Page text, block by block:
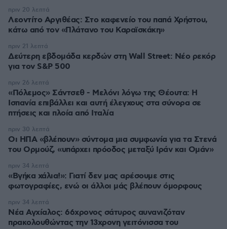
Λεοντίτο Αργιθέας: Στο καφενείο του παπά Χρήστου,
κάτω από τον «Πλάτανο του Καραϊσκάκη»
πριν 20 λεπτά
Δεύτερη εβδομάδα κερδών στη Wall Street: Νέο ρεκόρ
για τον S&P 500
πριν 21 λεπτά
«Πόλεμος» Σάντσεθ - Μελόνι λόγω της Θέουτα: Η
Ισπανία επιβάλλει και αυτή έλεγχους στα σύνορα σε
πτήσεις και πλοία από Ιταλία
πριν 26 λεπτά
Οι ΗΠΑ «βλέπουν» σύντομα μια συμφωνία για τα Στενά
του Ορμούζ, «υπάρχει πρόοδος μεταξύ Ιράν και Ομάν»
πριν 30 λεπτά
«Βγήκα χάλια!»: Γιατί δεν μας αρέσουμε στις
φωτογραφίες, ενώ οι άλλοι μάς βλέπουν όμορφους
πριν 34 λεπτά
Νέα Αγχίαλος: 66χρονος σάτυρος αυνανιζόταν
πρακολουθώντας την 13χρονη γειτόνισσα του
πριν 34 λεπτά